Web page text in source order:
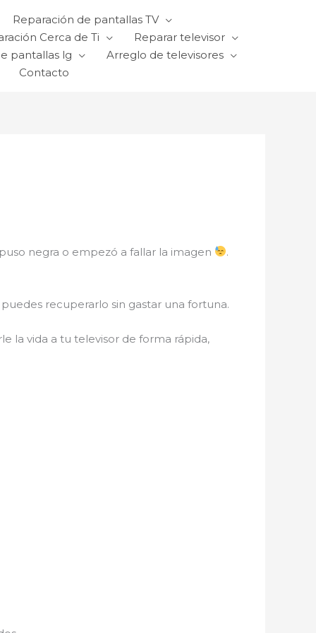
Reparación de pantallas TV
Cerca de Ti
Reparar televisor
pantallas lg
Arreglo de televisores
Contacto
negra o empezó a fallar la imagen .
puedes recuperarlo sin gastar una fortuna.
la vida a tu televisor de forma rápida,